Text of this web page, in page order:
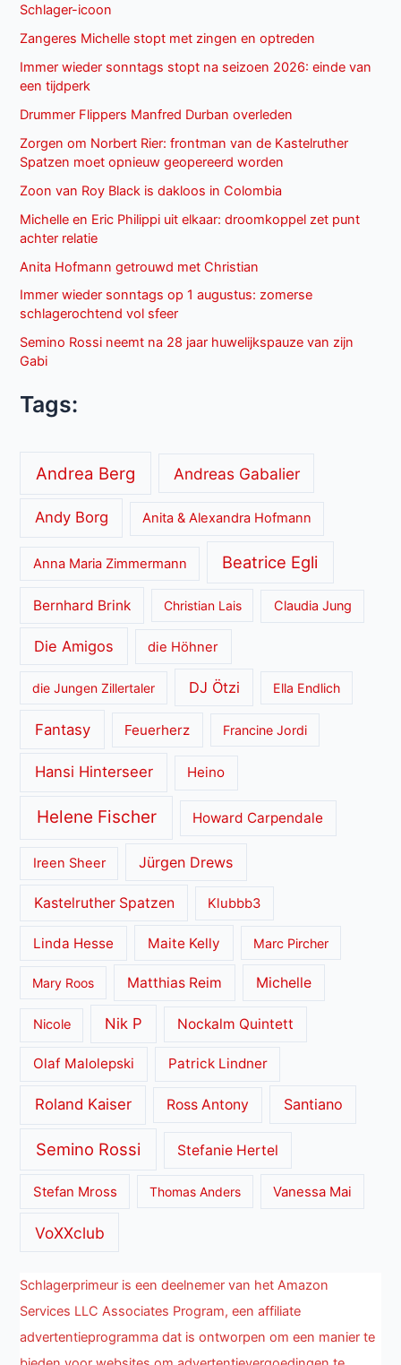
Schlager-icoon
Zangeres Michelle stopt met zingen en optreden
Immer wieder sonntags stopt na seizoen 2026: einde van
een tijdperk
Drummer Flippers Manfred Durban overleden
Zorgen om Norbert Rier: frontman van de Kastelruther
Spatzen moet opnieuw geopereerd worden
Zoon van Roy Black is dakloos in Colombia
Michelle en Eric Philippi uit elkaar: droomkoppel zet punt
achter relatie
Anita Hofmann getrouwd met Christian
Immer wieder sonntags op 1 augustus: zomerse
schlagerochtend vol sfeer
Semino Rossi neemt na 28 jaar huwelijkspauze van zijn
Gabi
Tags:
Andrea Berg Andreas Gabalier
Andy Borg Anita & Alexandra Hofmann
Anna Maria Zimmermann Beatrice Egli
Bernhard Brink Christian Lais Claudia Jung
Die Amigos die Höhner
die Jungen Zillertaler DJ Ötzi Ella Endlich
Fantasy Feuerherz Francine Jordi
Hansi Hinterseer Heino
Helene Fischer Howard Carpendale
Ireen Sheer Jürgen Drews
Kastelruther Spatzen Klubbb3
Linda Hesse Maite Kelly Marc Pircher
Mary Roos Matthias Reim Michelle
Nicole Nik P Nockalm Quintett
Olaf Malolepski Patrick Lindner
Roland Kaiser Ross Antony Santiano
Semino Rossi Stefanie Hertel
Stefan Mross Thomas Anders Vanessa Mai
VoXXclub
Schlagerprimeur is een deelnemer van het Amazon
Services LLC Associates Program, een affiliate
advertentieprogramma dat is ontworpen om een manier te